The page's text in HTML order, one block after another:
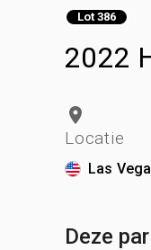
Lot 386
2022
Locatie
Las
Deze